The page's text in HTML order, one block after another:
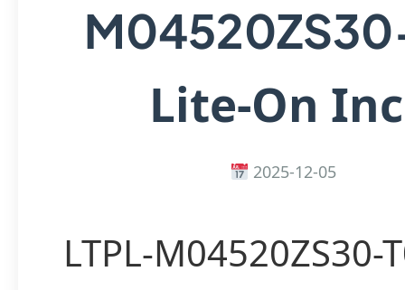
Lite-On
2025-12-05
LTPL-M04520ZS30-